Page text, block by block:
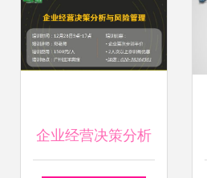
企业经营决策分析